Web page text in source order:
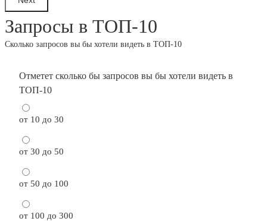
Запросы в ТОП-10
Сколько запросов вы бы хотели видеть в ТОП-10
Отметет сколько бы запросов вы бы хотели видеть в
ТОП-10
от 10 до 30
от 30 до 50
от 50 до 100
от 100 до 300